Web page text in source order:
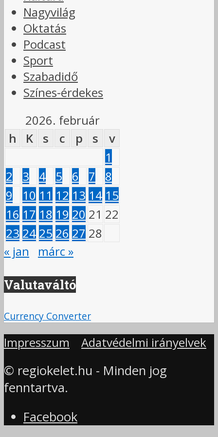
Nagyvilág
Oktatás
Podcast
Sport
Szabadidő
Színes-érdekes
2026. február
h
K s c p s
v
1
2
3 4 5 6 7
8
9
10 11 12 13 14 15
16 17 18 19 20 21 22
23 24 25 26 27 28
« jan
márc »
Valutaváltó
Currency Converter
Impresszum Adatvédelmi irányelvek
© regiokelet.hu - Minden jog
fenntartva.
Facebook